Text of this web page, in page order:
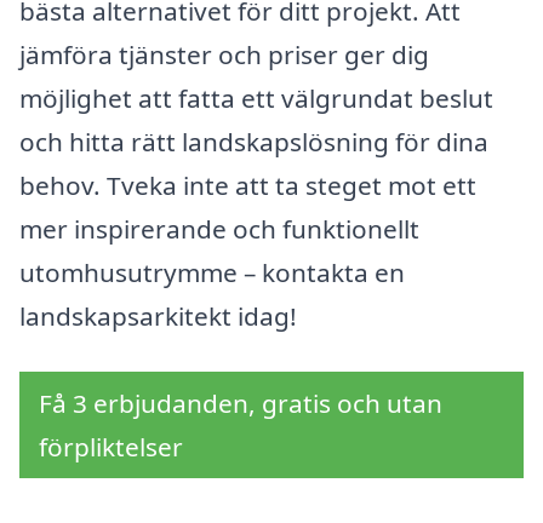
bästa alternativet för ditt projekt. Att
jämföra tjänster och priser ger dig
möjlighet att fatta ett välgrundat beslut
och hitta rätt landskapslösning för dina
behov. Tveka inte att ta steget mot ett
mer inspirerande och funktionellt
utomhusutrymme – kontakta en
landskapsarkitekt idag!
Få 3 erbjudanden, gratis och utan
förpliktelser